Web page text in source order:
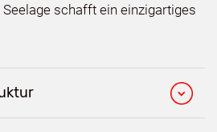
schafft ein einzigartiges